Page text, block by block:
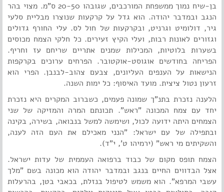
בן-שיח נמוך ממשפחת המורכבים, שגובהו 20-50 ס"מ. מצוי בהר
הנגב ובמדבר יהודה. הוא גדל על קרקעות שנוצרו מבליית סלעי
גיר, דולומיט וגרניט, ובקרקעות של חול לס. עלי החורף גדולים
וגזורים לאונות רבות, ועלי הקיץ זעירים. כל חלקי הצמח מכוסים
בשערות בלוטיות, המכילות שמנים אתריים שריחם עז וחריף.
הפריחה בחודשים אוגוסט-אוקטובר. הפרחים ערוכים בקרקפות
הנישאות על הענפים העליונים, צבעם צהוב-לבנבן. הפרי הוא
זרעון נטול ציצית. מועד האיסוף: כל ימות השנה.
הלענה נזכרת בתנ"ך שמונה פעמים, כשברוב המקרים היא נזכרת
יחד עם צמח המכונה "ראש". תכונתם המרה והמזיקה של שני
הצמחים היתה ידועה לכול, ושימשה למשל בנבואה, בשירה, בקינה
ובתפילה של עם ישראל: "הנני מאכילם את העם הזה לענה,
והשקיתים מי ראש" (ירמיהו ט', י"ד).
הצמח תופס מקום של כבוד ברפואה העממית של עדות ישראל.
אצל הבדווים החיים בנגב ובמדבר יהודה הוא מכונה בשם "מלך
עשבי המרפא". הוא משמש לטיפול בנזלת, בכאבי בטן, בהרעלות